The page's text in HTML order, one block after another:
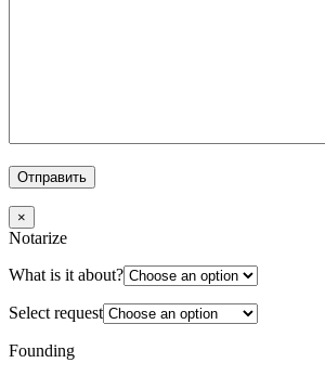
×
Notarize
What is it about?
Select request
Founding